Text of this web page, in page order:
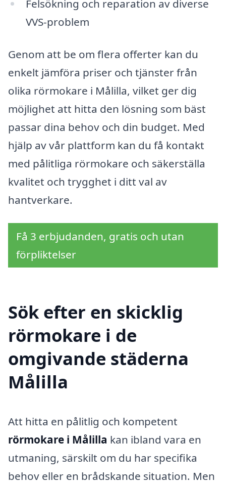
Felsökning och reparation av diverse
VVS-problem
Genom att be om flera offerter kan du
enkelt jämföra priser och tjänster från
olika rörmokare i Målilla, vilket ger dig
möjlighet att hitta den lösning som bäst
passar dina behov och din budget. Med
hjälp av vår plattform kan du få kontakt
med pålitliga rörmokare och säkerställa
kvalitet och trygghet i ditt val av
hantverkare.
Få 3 erbjudanden, gratis och utan
förpliktelser
Sök efter en skicklig
rörmokare i de
omgivande städerna
Målilla
Att hitta en pålitlig och kompetent
rörmokare i Målilla kan ibland vara en
utmaning, särskilt om du har specifika
behov eller en brådskande situation. Men